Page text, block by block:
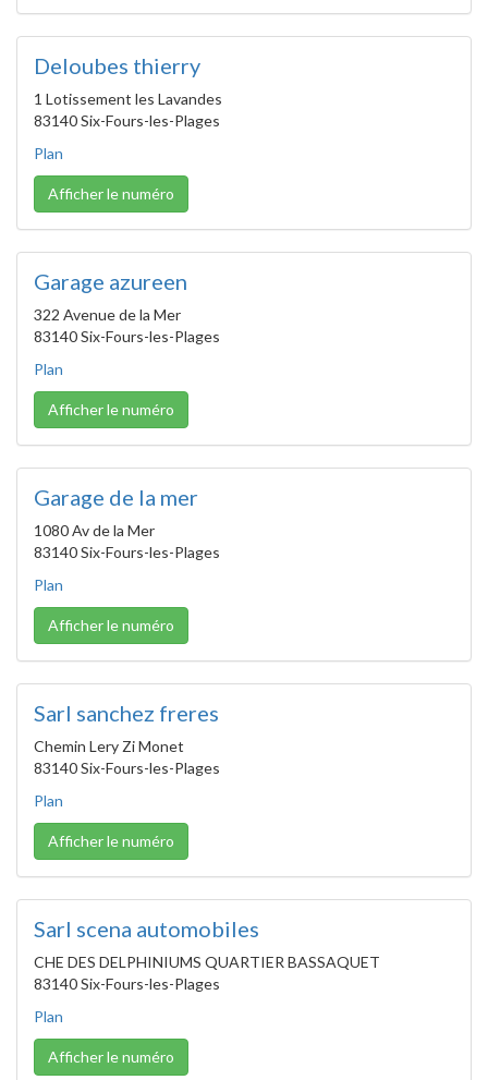
Deloubes thierry
1 Lotissement les Lavandes
83140 Six-Fours-les-Plages
Plan
Afficher le numéro
Garage azureen
322 Avenue de la Mer
83140 Six-Fours-les-Plages
Plan
Afficher le numéro
Garage de la mer
1080 Av de la Mer
83140 Six-Fours-les-Plages
Plan
Afficher le numéro
Sarl sanchez freres
Chemin Lery Zi Monet
83140 Six-Fours-les-Plages
Plan
Afficher le numéro
Sarl scena automobiles
CHE DES DELPHINIUMS QUARTIER BASSAQUET
83140 Six-Fours-les-Plages
Plan
Afficher le numéro